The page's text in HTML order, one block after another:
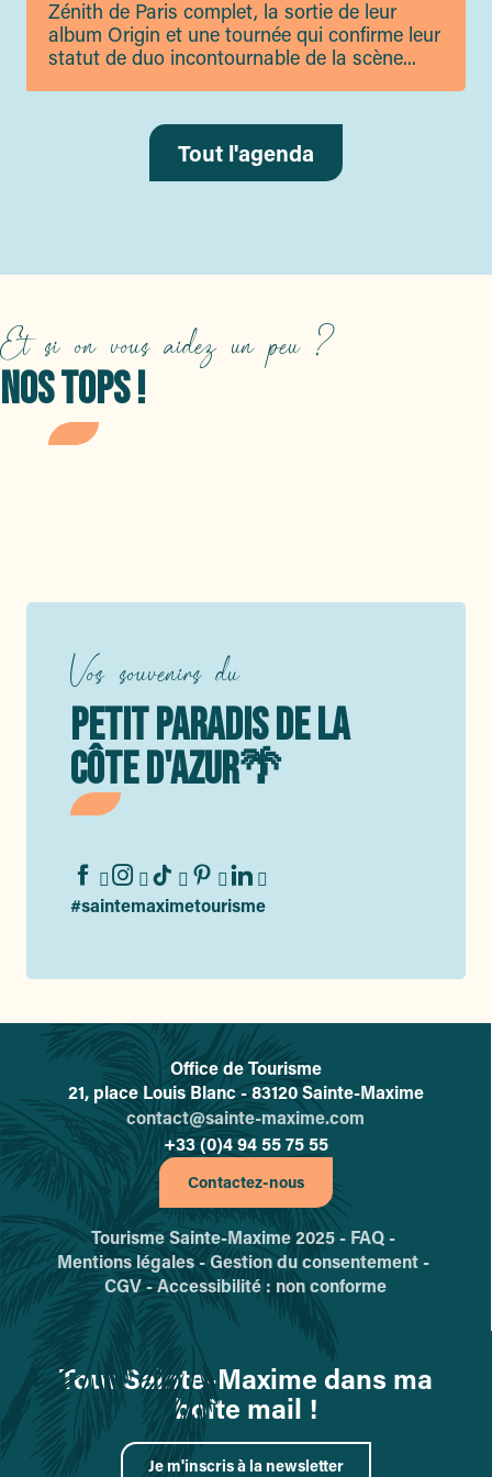
Zénith de Paris complet, la sortie de leur
album Origin et une tournée qui confirme leur
statut de duo incontournable de la scène...
Tout l'agenda
Et si on vous aidez un peu ?
NOS TOPS !
NATURE
Vos souvenirs du
PETIT PARADIS DE LA
CÔTE D'AZUR🌴
#saintemaximetourisme
L'office de tourisme de Sainte-
Office de Tourisme
21, place Louis Blanc - 83120 Sainte-Maxime
contact@sainte-maxime.com
+33 (0)4 94 55 75 55
Contactez-nous
Tourisme Sainte-Maxime 2025 - FAQ -
Mentions légales -Gestion du consentement -
CGV -Accessibilité : non conforme
Tout Sainte-Maxime dans ma
boîte mail !
Je m'inscris à la newsletter